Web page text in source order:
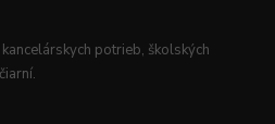
potrieb, školských